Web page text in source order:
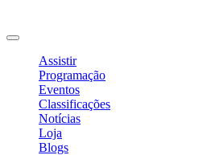
Assistir
Programação
Eventos
Classificações
Notícias
Loja
Blogs